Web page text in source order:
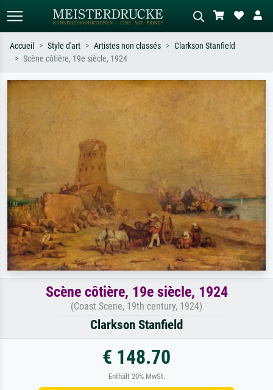
Recherchez par artiste, titre ou style –
Décrivez la scène – ex. prairie verte,
abstrait avec beaucoup de rouge,
tableau sombre, nu debout près d'un
Accueil Style d'art Artistes non classés
Clarkson Stanfield
Scène côtière, 19e siècle, 1924
Scène côtière, 19e siècle, 1924
(Coast Scene, 19th century, 1924)
Clarkson Stanfield
€ 148.70
Enthält 20% MwSt.